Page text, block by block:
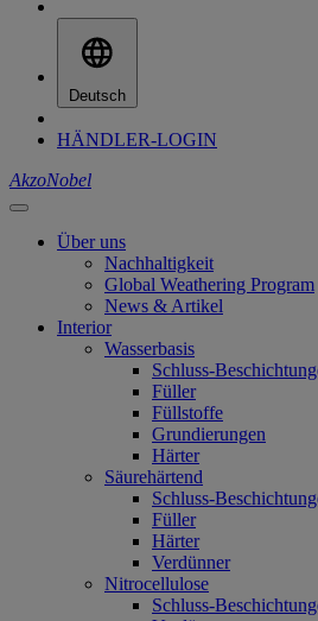
Deutsch
HÄNDLER-LOGIN
AkzoNobel
Über uns
Nachhaltigkeit
Global Weathering Program
News & Artikel
Interior
Wasserbasis
Schluss-
Füller
Füllstoffe
Grundierungen
Härter
Säurehärtend
Schluss-
Füller
Härter
Verdünner
Nitrocellulose
Schluss-